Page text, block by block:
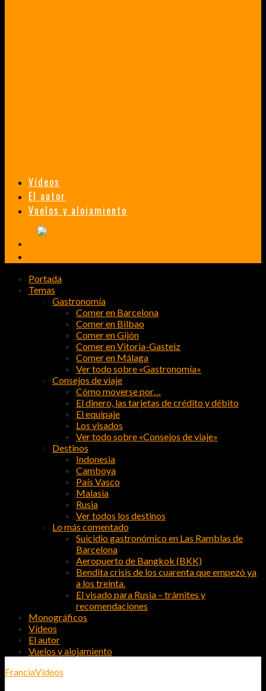
Vídeos
El autor
Vuelos y alojamiento
Portada
Temas
Gastronomía
Comer en Barcelona
Comer en Bilbao
Comer en Gijón
Comer en Vitoria-Gasteiz
Comer en Málaga
Ver todo sobre «Gastronomía»
Consejos de viaje
Cómo moverse por…
El dinero, las tarjetas de crédito y débito
El equipaje
Los visados
Ver todo sobre «Consejos de viaje»
Destinos
Indonesia
Camboya
País Vasco
Malasia
Rusia
Ver todos los destinos
Lo más comentado
Suicidio gastronómico en Las Ramblas de
Barcelona
Aeropuerto de Bangkok (BKK)
Bendita crisis de los cuarenta que empezó ya
a los treinta.
El visado para Rusia – trámites y
recomendaciones
Monográficos
Vídeos
El autor
Vuelos y alojamiento
FranciaVídeos